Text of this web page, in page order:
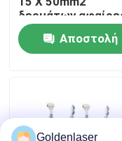
Μας ελάτε σε
Ζητήστε ένα
δερμάτων
τρίχας λέιζερ
διόδων Αποστολή
Goldenlaser